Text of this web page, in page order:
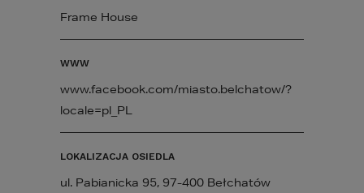
Frame House
WWW
www.facebook.com/miasto.belchatow/?
locale=pl_PL
LOKALIZACJA OSIEDLA
ul. Pabianicka 95, 97-400 Bełchatów